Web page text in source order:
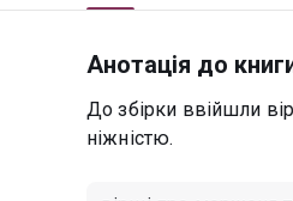
Анотація до
До збірки ввійшли
ніжністю.